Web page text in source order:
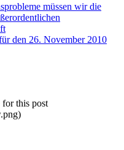
müssen wir die
den 26. November 2010